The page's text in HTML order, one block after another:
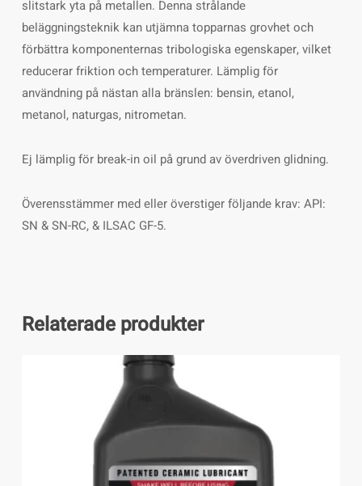
slitstark yta på metallen. Denna strålande
beläggningsteknik kan utjämna topparnas grovhet och
förbättra komponenternas tribologiska egenskaper, vilket
reducerar friktion och temperaturer. Lämplig för
användning på nästan alla bränslen: bensin, etanol,
metanol, naturgas, nitrometan.
Ej lämplig för break-in oil på grund av överdriven glidning.
Överensstämmer med eller överstiger följande krav: API:
SN & SN-RC, & ILSAC GF-5.
Relaterade produkter